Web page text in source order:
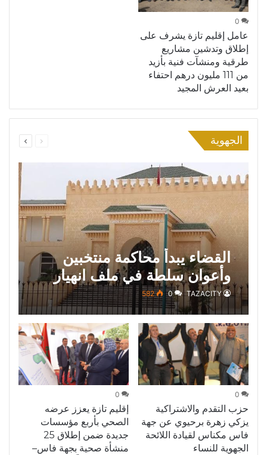
0
عامل إقليم تازة يشرف على
إطلاق وتدشين مشاريع
طرقية ومنشآت فنية بأزيد
من 111 مليون درهم احتفاء
بعيد العرش المجيد
الجهوية
الصفحة
القضاء يبدأ محاكمة منتخبين
وأعوان سلطة في ملف انهيار
عمارتين بفاس
TAZACITY
0
582
0
حزب التقدم والاشتراكية
يزكي زهرة برحيوي عن جهة
فاس مكناس لقيادة اللائحة
الجهوية للنساء
0
إقليم تازة يعزز عرضه
الصحي بأربع مؤسسات
جديدة ضمن إطلاق 25
منشأة صحية بجهة فاس–